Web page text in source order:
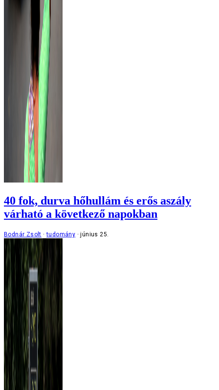
40 fok, durva hőhullám és erős aszály
várható a következő napokban
Bodnár Zsolt tudomány június 25.